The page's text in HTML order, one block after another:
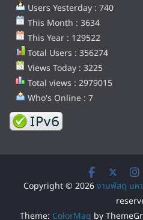
Users Yesterday : 740
This Month : 3634
This Year : 129522
Total Users : 356274
Views Today : 3225
Total views : 2979015
Who's Online : 7
Copyright © 2026งานพัสดุ มห
Theme: ColorMag by